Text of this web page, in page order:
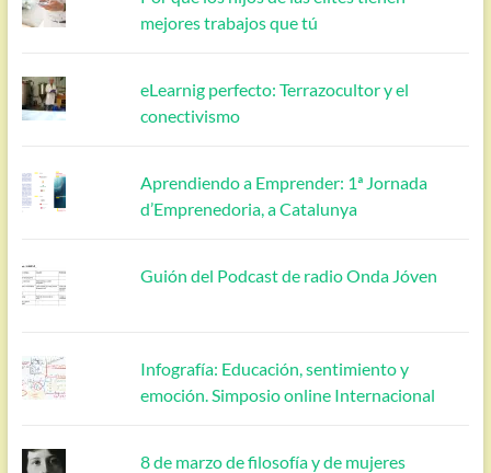
mejores trabajos que tú
eLearnig perfecto: Terrazocultor y el
conectivismo
Aprendiendo a Emprender: 1ª Jornada
d’Emprenedoria, a Catalunya
Guión del Podcast de radio Onda Jóven
Infografía: Educación, sentimiento y
emoción. Simposio online Internacional
8 de marzo de filosofía y de mujeres